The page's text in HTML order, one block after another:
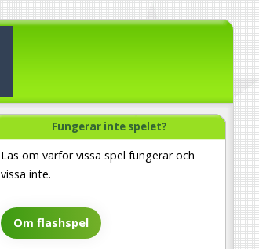
Fungerar inte spelet?
Läs om varför vissa spel fungerar och
vissa inte.
Om flashspel